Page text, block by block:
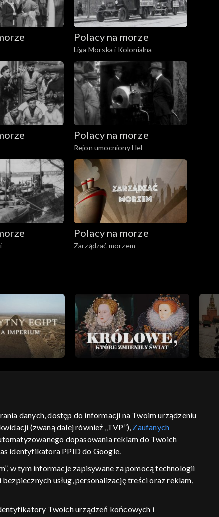
Polacy na morze
Liga Morska i Kolonialna
Polacy na morze
Rejon umocniony Hel
Polacy na morze
Zarządzać morzem
informacje o dostawcy usług
danych, dostęp do informacji na Twoim urządzeniu
(zwaną dalej również „TVP”), Zaufanych
dopasowania reklam do Twoich
identyfikatora PPID do Google.
w tym informacje zapisywane za pomocą technologii
usług, personalizację treści oraz reklam,
Twoich urządzeń końcowych i